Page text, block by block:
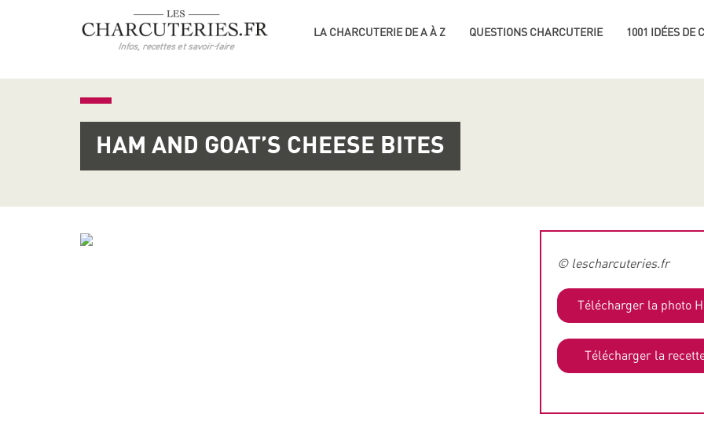
LA CHARCUTERIE DE A À Z QUESTIONS CHARCUTERIE 1001 IDÉES DE
HAM AND GOAT’S CHEESE BITES
© lescharcuteries.fr
Télécharger la photo
Télécharger la